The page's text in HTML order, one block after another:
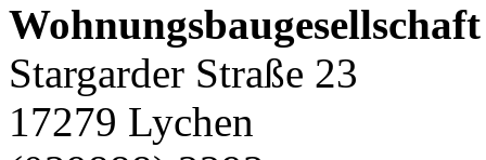
Stargarder Straße 23
17279 Lychen